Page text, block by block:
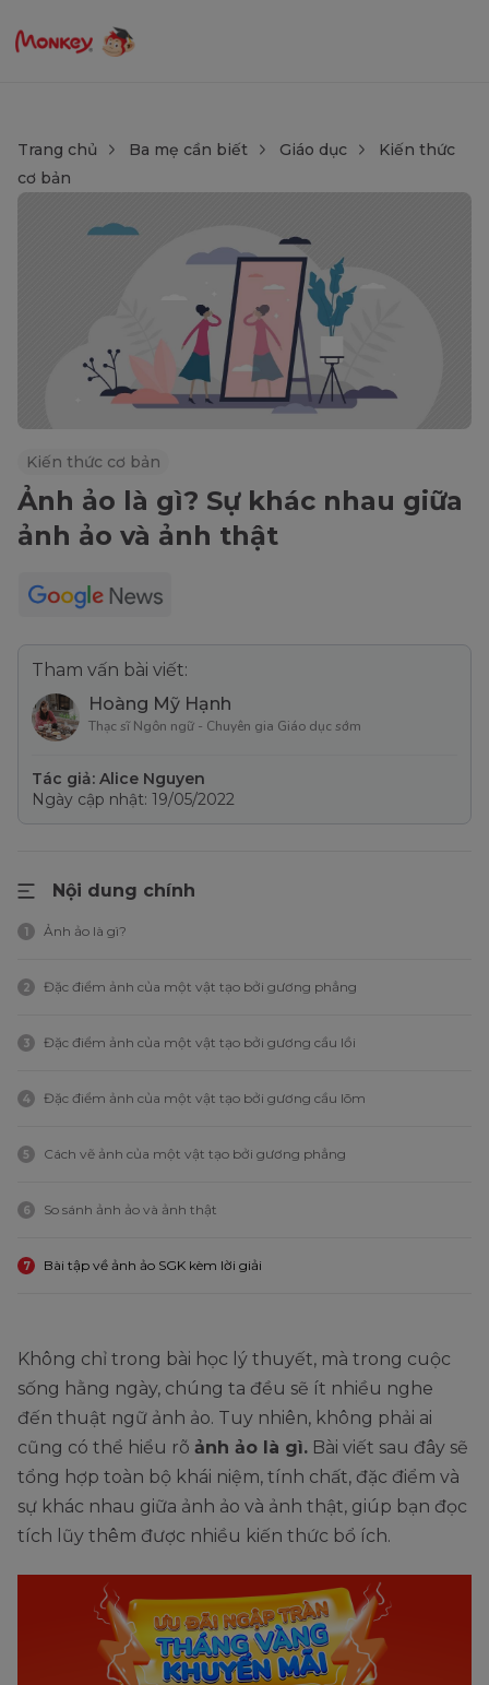
Trang chủ Ba mẹ cần biết Giáo dục
Kiến thức
cơ bản
Kiến thức cơ bản
Ảnh ảo là gì? Sự khác nhau giữa
ảnh ảo và ảnh thật
Tham vấn bài viết:
Hoàng Mỹ Hạnh
Thạc sĩ Ngôn ngữ - Chuyên gia Giáo dục sớm
Tác giả: Alice Nguyen
Ngày cập nhật: 19/05/2022
Nội dung chính
1 Ảnh ảo là gì?
2 Đặc điểm ảnh của một vật tạo bởi gương phẳng
3 Đặc điểm ảnh của một vật tạo bởi gương cầu lồi
4 Đặc điểm ảnh của một vật tạo bởi gương cầu lõm
5 Cách vẽ ảnh của một vật tạo bởi gương phẳng
6 So sánh ảnh ảo và ảnh thật
7 Bài tập về ảnh ảo SGK kèm lời giải
Không chỉ trong bài học lý thuyết, mà trong cuộc
sống hằng ngày, chúng ta đều sẽ ít nhiều nghe
đến thuật ngữ ảnh ảo. Tuy nhiên, không phải ai
cũng có thể hiểu rõ ảnh ảo là gì. Bài viết sau đây sẽ
tổng hợp toàn bộ khái niệm, tính chất, đặc điểm và
sự khác nhau giữa ảnh ảo và ảnh thật, giúp bạn đọc
tích lũy thêm được nhiều kiến thức bổ ích.